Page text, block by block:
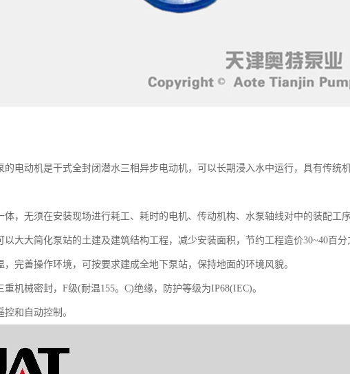
的电动机是干式全封闭潜水三相异步电动机，可以长期浸入水中运行，具有传统
体，无须在安装现场进行耗工、耗时的电机、传动机构、水泵轴线对中的装配工
大大简化泵站的土建及建筑结构工程，减少安装面积，节约工程造价30~40百分
完善操作环境，可按要求建成全地下泵站，保持地面的环境风貌。
机械密封，F级(耐温155。C)绝缘，防护等级为IP68(IEC)。
和自动控制。